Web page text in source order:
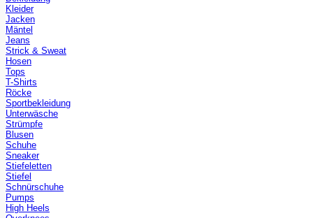
Kleider
Jacken
Mäntel
Jeans
Strick & Sweat
Hosen
Tops
T-Shirts
Röcke
Sportbekleidung
Unterwäsche
Strümpfe
Blusen
Schuhe
Sneaker
Stiefeletten
Stiefel
Schnürschuhe
Pumps
High Heels